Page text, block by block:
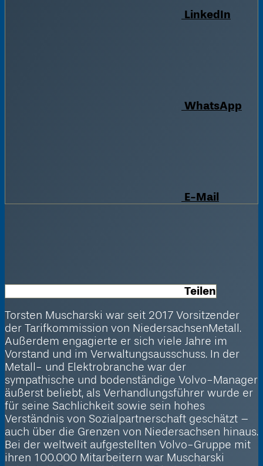
LinkedIn
WhatsApp
E-Mail
Teilen
Torsten Muscharski war seit 2017 Vorsitzender
der Tarifkommission von NiedersachsenMetall.
Außerdem engagierte er sich viele Jahre im
Vorstand und im Verwaltungsausschuss. In der
Metall- und Elektro­branche war der
sympathische und bodenständige Volvo-Manager
äußerst beliebt, als Verhandlungsführer wurde er
für seine Sachlichkeit sowie sein hohes
Verständnis von Sozialpartnerschaft geschätzt –
auch über die Grenzen von Niedersachsen hinaus.
Bei der weltweit aufgestellten Volvo-Gruppe mit
ihren 100.000 Mitarbeitern war Muscharski